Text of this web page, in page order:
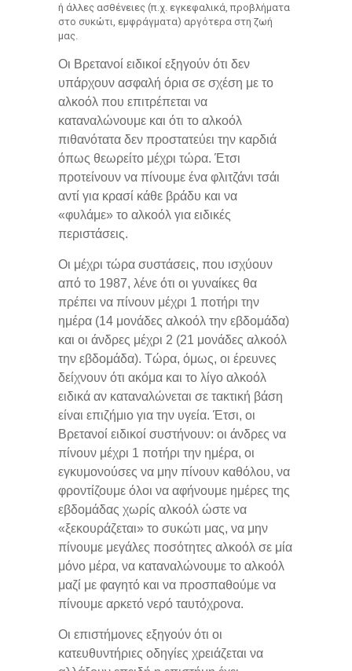
ή άλλες ασθένειες (π.χ. εγκεφαλικά, προβλήματα
στο συκώτι, εμφράγματα) αργότερα στη ζωή
μας.
Οι Βρετανοί ειδικοί εξηγούν ότι δεν
υπάρχουν ασφαλή όρια σε σχέση με το
αλκοόλ που επιτρέπεται να
καταναλώνουμε και ότι το αλκοόλ
πιθανότατα δεν προστατεύει την καρδιά
όπως θεωρείτο μέχρι τώρα. Έτσι
προτείνουν να πίνουμε ένα φλιτζάνι τσάι
αντί για κρασί κάθε βράδυ και να
«φυλάμε» το αλκοόλ για ειδικές
περιστάσεις.
Οι μέχρι τώρα συστάσεις, που ισχύουν
από το 1987, λένε ότι οι γυναίκες θα
πρέπει να πίνουν μέχρι 1 ποτήρι την
ημέρα (14 μονάδες αλκοόλ την εβδομάδα)
και οι άνδρες μέχρι 2 (21 μονάδες αλκοόλ
την εβδομάδα). Τώρα, όμως, οι έρευνες
δείχνουν ότι ακόμα και το λίγο αλκοόλ
ειδικά αν καταναλώνεται σε τακτική βάση
είναι επιζήμιο για την υγεία. Έτσι, οι
Βρετανοί ειδικοί συστήνουν: οι άνδρες να
πίνουν μέχρι 1 ποτήρι την ημέρα, οι
εγκυμονούσες να μην πίνουν καθόλου, να
φροντίζουμε όλοι να αφήνουμε ημέρες της
εβδομάδας χωρίς αλκοόλ ώστε να
«ξεκουράζεται» το συκώτι μας, να μην
πίνουμε μεγάλες ποσότητες αλκοόλ σε μία
μόνο μέρα, να καταναλώνουμε το αλκοόλ
μαζί με φαγητό και να προσπαθούμε να
πίνουμε αρκετό νερό ταυτόχρονα.
Οι επιστήμονες εξηγούν ότι οι
κατευθυντήριες οδηγίες χρειάζεται να